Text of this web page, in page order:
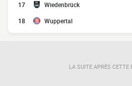
17 Wiedenbrück
18 Wuppertal
LA SUITE APRÈS CETTE